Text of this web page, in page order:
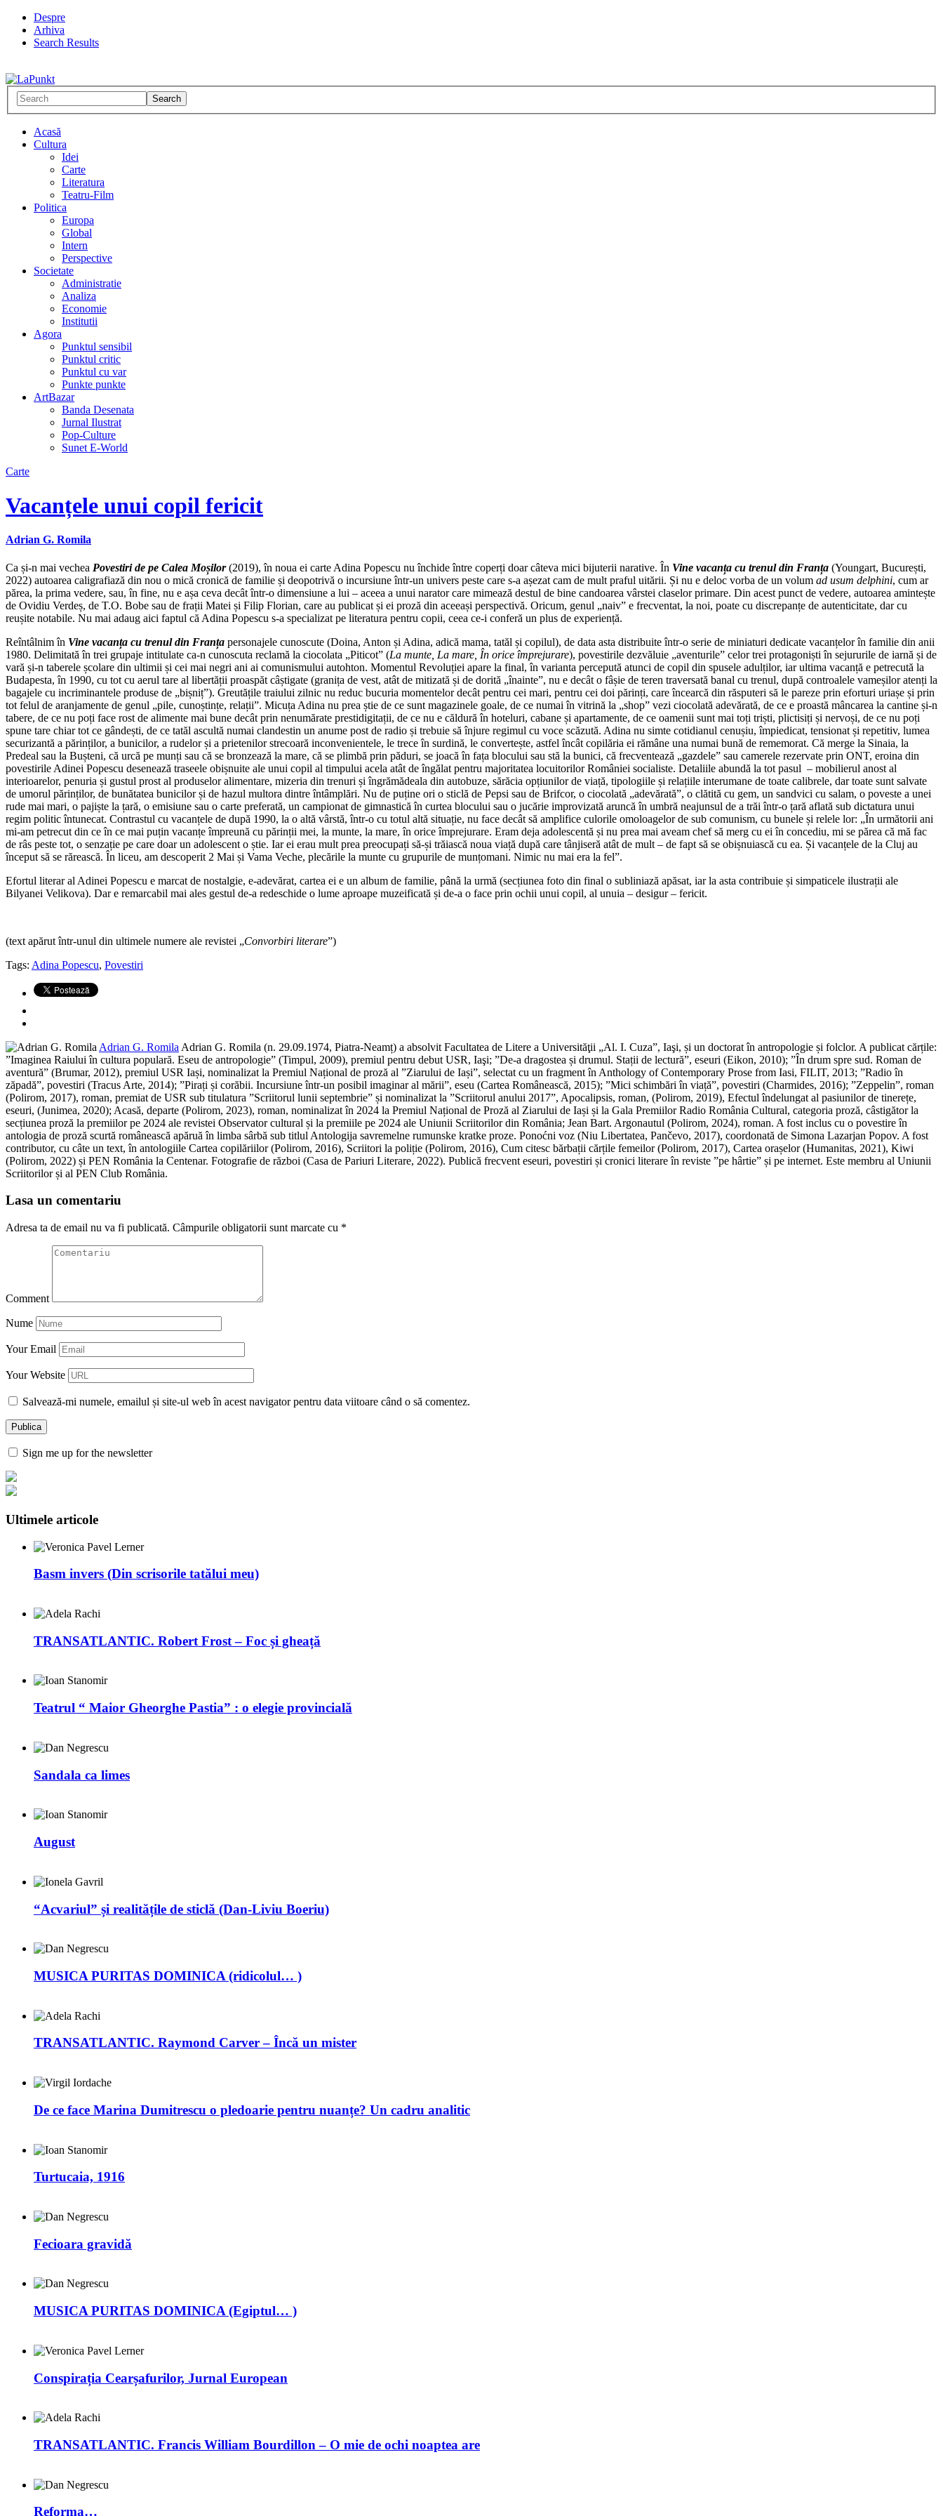
Despre
Arhiva
Search Results
Acasă
Cultura
Idei
Carte
Literatura
Teatru-Film
Politica
Europa
Global
Intern
Perspective
Societate
Administratie
Analiza
Economie
Institutii
Agora
Punktul sensibil
Punktul critic
Punktul cu var
Punkte punkte
ArtBazar
Banda Desenata
Jurnal Ilustrat
Pop-Culture
Sunet E-World
Carte
Vacanțele unui copil fericit
Adrian G. Romila
Ca și-n mai vechea Povestiri de pe Calea Moșilor(2019), în noua ei carte Adina Popescu nu închide între coperți doar câteva mici bijuterii narative. În Vine vacanța cu trenul din Franța (Youngart, București,
2022) autoarea caligrafiază din nou o mică cronică de familie și deopotrivă o incursiune într-un univers peste care s-a așezat cam de mult praful uitării. Și nu e deloc vorba de un volum ad usum delphini, cum ar
părea, la prima vedere, sau, în fine, nu e așa ceva decât într-o dimensiune a lui – aceea a unui narator care mimează destul de bine candoarea vârstei claselor primare. Din acest punct de vedere, autoarea amintește
de Ovidiu Verdeș, de T.O. Bobe sau de frații Matei și Filip Florian, care au publicat și ei proză din aceeași perspectivă. Oricum, genul „naiv” e frecventat, la noi, poate cu discrepanțe de autenticitate, dar cu
reușite notabile. Nu mai adaug aici faptul că Adina Popescu s-a specializat pe literatura pentru copii, ceea ce-i conferă un plus de experiență.
Reîntâlnim în Vine vacanța cu trenul din Franța personajele cunoscute (Doina, Anton și Adina, adică mama, tatăl și copilul), de data asta distribuite într-o serie de miniaturi dedicate vacanțelor în familie din anii
1980. Delimitată în trei grupaje intitulate ca-n cunoscuta reclamă la ciocolata „Piticot” (La munte, La mare, În orice împrejurare), povestirile dezvăluie „aventurile” celor trei protagoniști în sejururile de iarnă și de
vară și-n taberele școlare din ultimii și cei mai negri ani ai comunismului autohton. Momentul Revoluției apare la final, în varianta percepută atunci de copil din spusele adulților, iar ultima vacanță e petrecută la
Budapesta, în 1990, cu tot cu aerul tare al libertății proaspăt câștigate (granița de vest, atât de mitizată și de dorită „înainte”, nu e decât o fâșie de teren traversată banal cu trenul, după controalele vameșilor atenți la
bagajele cu incriminantele produse de „bișniț”). Greutățile traiului zilnic nu reduc bucuria momentelor decât pentru cei mari, pentru cei doi părinți, care încearcă din răsputeri să le pareze prin eforturi uriașe și prin
tot felul de aranjamente de genul „pile, cunoștințe, relații”. Micuța Adina nu prea știe de ce sunt magazinele goale, de ce numai în vitrină la „shop” vezi ciocolată adevărată, de ce e proastă mâncarea la cantine și-n
tabere, de ce nu poți face rost de alimente mai bune decât prin nenumărate prestidigitații, de ce nu e căldură în hoteluri, cabane și apartamente, de ce oamenii sunt mai toți triști, plictisiți și nervoși, de ce nu poți
spune tare chiar tot ce gândești, de ce tatăl ascultă numai clandestin un anume post de radio și trebuie să înjure regimul cu voce scăzută. Adina nu simte cotidianul cenușiu, împiedicat, tensionat și repetitiv, lumea
securizantă a părinților, a bunicilor, a rudelor și a prietenilor strecoară inconvenientele, le trece în surdină, le convertește, astfel încât copilăria ei rămâne una numai bună de rememorat. Că merge la Sinaia, la
Predeal sau la Bușteni, că urcă pe munți sau că se bronzează la mare, că se plimbă prin păduri, se joacă în fața blocului sau stă la bunici, că frecventează „gazdele” sau camerele rezervate prin ONT, eroina din
povestirile Adinei Popescu desenează traseele obișnuite ale unui copil al timpului acela atât de îngălat pentru majoritatea locuitorilor României socialiste. Detaliile abundă la tot pasul – mobilierul anost al
interioarelor, penuria și gustul prost al produselor alimentare, mizeria din trenuri și îngrămădeala din autobuze, sărăcia opțiunilor de viață, tipologiile și relațiile interumane de toate calibrele, dar toate sunt salvate
de umorul părinților, de bunătatea bunicilor și de hazul multora dintre întâmplări. Nu de puține ori o sticlă de Pepsi sau de Brifcor, o ciocolată „adevărată”, o clătită cu gem, un sandvici cu salam, o poveste a unei
rude mai mari, o pajiște la țară, o emisiune sau o carte preferată, un campionat de gimnastică în curtea blocului sau o jucărie improvizată aruncă în umbră neajunsul de a trăi într-o țară aflată sub dictatura unui
regim politic întunecat. Contrastul cu vacanțele de după 1990, la o altă vârstă, într-o cu totul altă situație, nu face decât să amplifice culorile omoloagelor de sub comunism, cu bunele și relele lor: „În următorii ani
mi-am petrecut din ce în ce mai puțin vacanțe împreună cu părinții mei, la munte, la mare, în orice împrejurare. Eram deja adolescentă și nu prea mai aveam chef să merg cu ei în concediu, mi se părea că mă fac
de râs peste tot, o senzație pe care doar un adolescent o știe. Iar ei erau mult prea preocupați să-și trăiască noua viață după care tânjiseră atât de mult – de fapt să se obișnuiască cu ea. Și vacanțele de la Cluj au
început să se rărească. În liceu, am descoperit 2 Mai și Vama Veche, plecările la munte cu grupurile de munțomani. Nimic nu mai era la fel”.
Efortul literar al Adinei Popescu e marcat de nostalgie, e-adevărat, cartea ei e un album de familie, până la urmă (secțiunea foto din final o subliniază apăsat, iar la asta contribuie și simpaticele ilustrații ale
Bilyanei Velikova). Dar e remarcabil mai ales gestul de-a redeschide o lume aproape muzeificată și de-a o face prin ochii unui copil, al unuia – desigur – fericit.
(text apărut într-unul din ultimele numere ale revistei „Convorbiri literare”)
Tags: Adina Popescu, Povestiri
Adrian G. Romila Adrian G. Romila (n. 29.09.1974, Piatra-Neamț) a absolvit Facultatea de Litere a Universităţii „Al. I. Cuza”, Iaşi, și un doctorat în antropologie și folclor. A publicat cărțile:
”Imaginea Raiului în cultura populară. Eseu de antropologie” (Timpul, 2009), premiul pentru debut USR, Iaşi; ”De-a dragostea și drumul. Stații de lectură”, eseuri (Eikon, 2010); ”În drum spre sud. Roman de
aventură” (Brumar, 2012), premiul USR Iași, nominalizat la Premiul Național de proză al ”Ziarului de Iași”, selectat cu un fragment în Anthology of Contemporary Prose from Iasi, FILIT, 2013; ”Radio în
zăpadă”, povestiri (Tracus Arte, 2014); ”Pirați și corăbii. Incursiune într-un posibil imaginar al mării”, eseu (Cartea Românească, 2015); ”Mici schimbări în viață”, povestiri (Charmides, 2016); ”Zeppelin”, roman
(Polirom, 2017), roman, premiat de USR sub titulatura ”Scriitorul lunii septembrie” și nominalizat la ”Scriitorul anului 2017”, Apocalipsis, roman, (Polirom, 2019), Efectul îndelungat al pasiunilor de tinerețe,
eseuri, (Junimea, 2020); Acasă, departe (Polirom, 2023), roman, nominalizat în 2024 la Premiul Național de Proză al Ziarului de Iași și la Gala Premiilor Radio România Cultural, categoria proză, câstigător la
secțiunea proză la premiilor pe 2024 ale revistei Observator cultural și la premiile pe 2024 ale Uniunii Scriitorilor din România; Jean Bart. Argonautul (Polirom, 2024), roman. A fost inclus cu o povestire în
antologia de proză scurtă românească apăruă în limba sârbă sub titlul Antologija savremelne rumunske kratke proze. Ponoćni voz (Niu Libertatea, Pančevo, 2017), coordonată de Simona Lazarjan Popov. A fost
contributor, cu câte un text, în antologiile Cartea copilăriilor (Polirom, 2016), Scriitori la poliție (Polirom, 2016), Cum citesc bărbații cărțile femeilor (Polirom, 2017), Cartea orașelor (Humanitas, 2021), Kiwi
(Polirom, 2022) și PEN România la Centenar. Fotografie de război (Casa de Pariuri Literare, 2022). Publică frecvent eseuri, povestiri și cronici literare în reviste ”pe hârtie” și pe internet. Este membru al Uniunii
Scriitorilor și al PEN Club România.
Lasa un comentariu
Adresa ta de email nu va fi publicată. Câmpurile obligatorii sunt marcate cu *
Comment
Nume
Your Email
Your Website
Salvează-mi numele, emailul și site-ul web în acest navigator pentru data viitoare când o să comentez.
Sign me up for the newsletter
Ultimele articole
Basm invers (Din scrisorile tatălui meu)
TRANSATLANTIC. Robert Frost – Foc și gheață
Teatrul “ Maior Gheorghe Pastia” : o elegie provincială
Sandala ca limes
August
“Acvariul” și realitățile de sticlă (Dan-Liviu Boeriu)
MUSICA PURITAS DOMINICA (ridicolul… )
TRANSATLANTIC. Raymond Carver – Încă un mister
De ce face Marina Dumitrescu o pledoarie pentru nuanțe? Un cadru analitic
Turtucaia, 1916
Fecioara gravidă
MUSICA PURITAS DOMINICA (Egiptul… )
Conspirația Cearșafurilor, Jurnal European
TRANSATLANTIC. Francis William Bourdillon – O mie de ochi noaptea are
Reforma…